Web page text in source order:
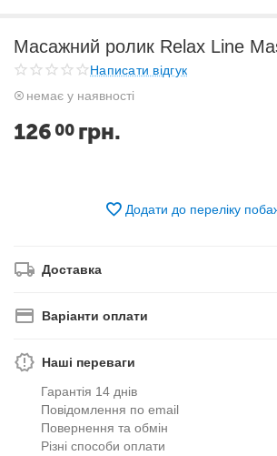
Масажний ролик Relax Line
Написати відгук
немає у наявності
126 00 грн.
Додати до переліку
Доставка
Варіанти оплати
Наші переваги
Гарантія 14 днів
Повідомлення по email
Повернення та обмін
Різні способи оплати